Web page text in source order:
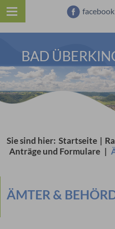
facebook
BAD
Sie sind hier: Startseite |
Anträge und Formulare |
ÄMTER &